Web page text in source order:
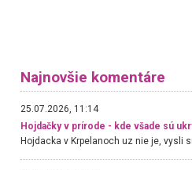
Najnovšie komentáre
25.07.2026, 11:14
Hojdačky v prírode - kde všade sú